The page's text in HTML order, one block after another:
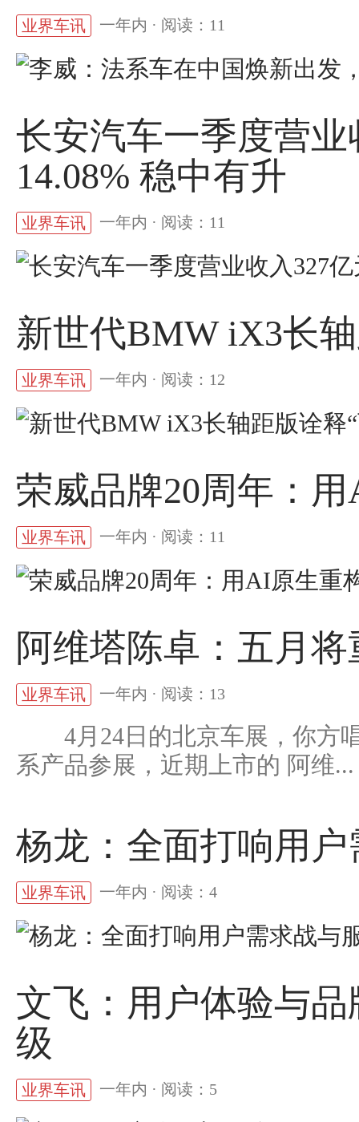
业界车讯 一年内 · 阅读：11
长安汽车一季度营
14.08% 稳中有升
业界车讯 一年内 · 阅读：11
新世代BMW iX3长
业界车讯 一年内 · 阅读：12
荣威品牌20周年：
业界车讯 一年内 · 阅读：11
阿维塔陈卓：五月
业界车讯 一年内 · 阅读：13
4月24日的北京车展，你方
系产品参展，近期上市的 阿维...
杨龙：全面打响用
业界车讯 一年内 · 阅读：4
文飞：用户体验与
级
业界车讯 一年内 · 阅读：5